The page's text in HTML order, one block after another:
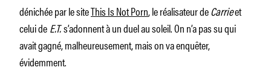
dénichée par le siteThis Is Not Porn, le réalisateur deCarrieet
celui deE.T.s’adonnent à un duel au soleil. On n’a pas su qui
avait gagné, malheureusement, mais on va enquêter,
évidemment.